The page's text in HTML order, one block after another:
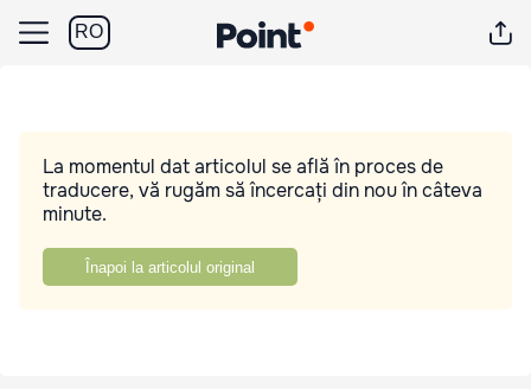
RO
La momentul dat articolul se află în proces de
traducere, vă rugăm să încercați din nou în câteva
minute.
Înapoi la articolul original